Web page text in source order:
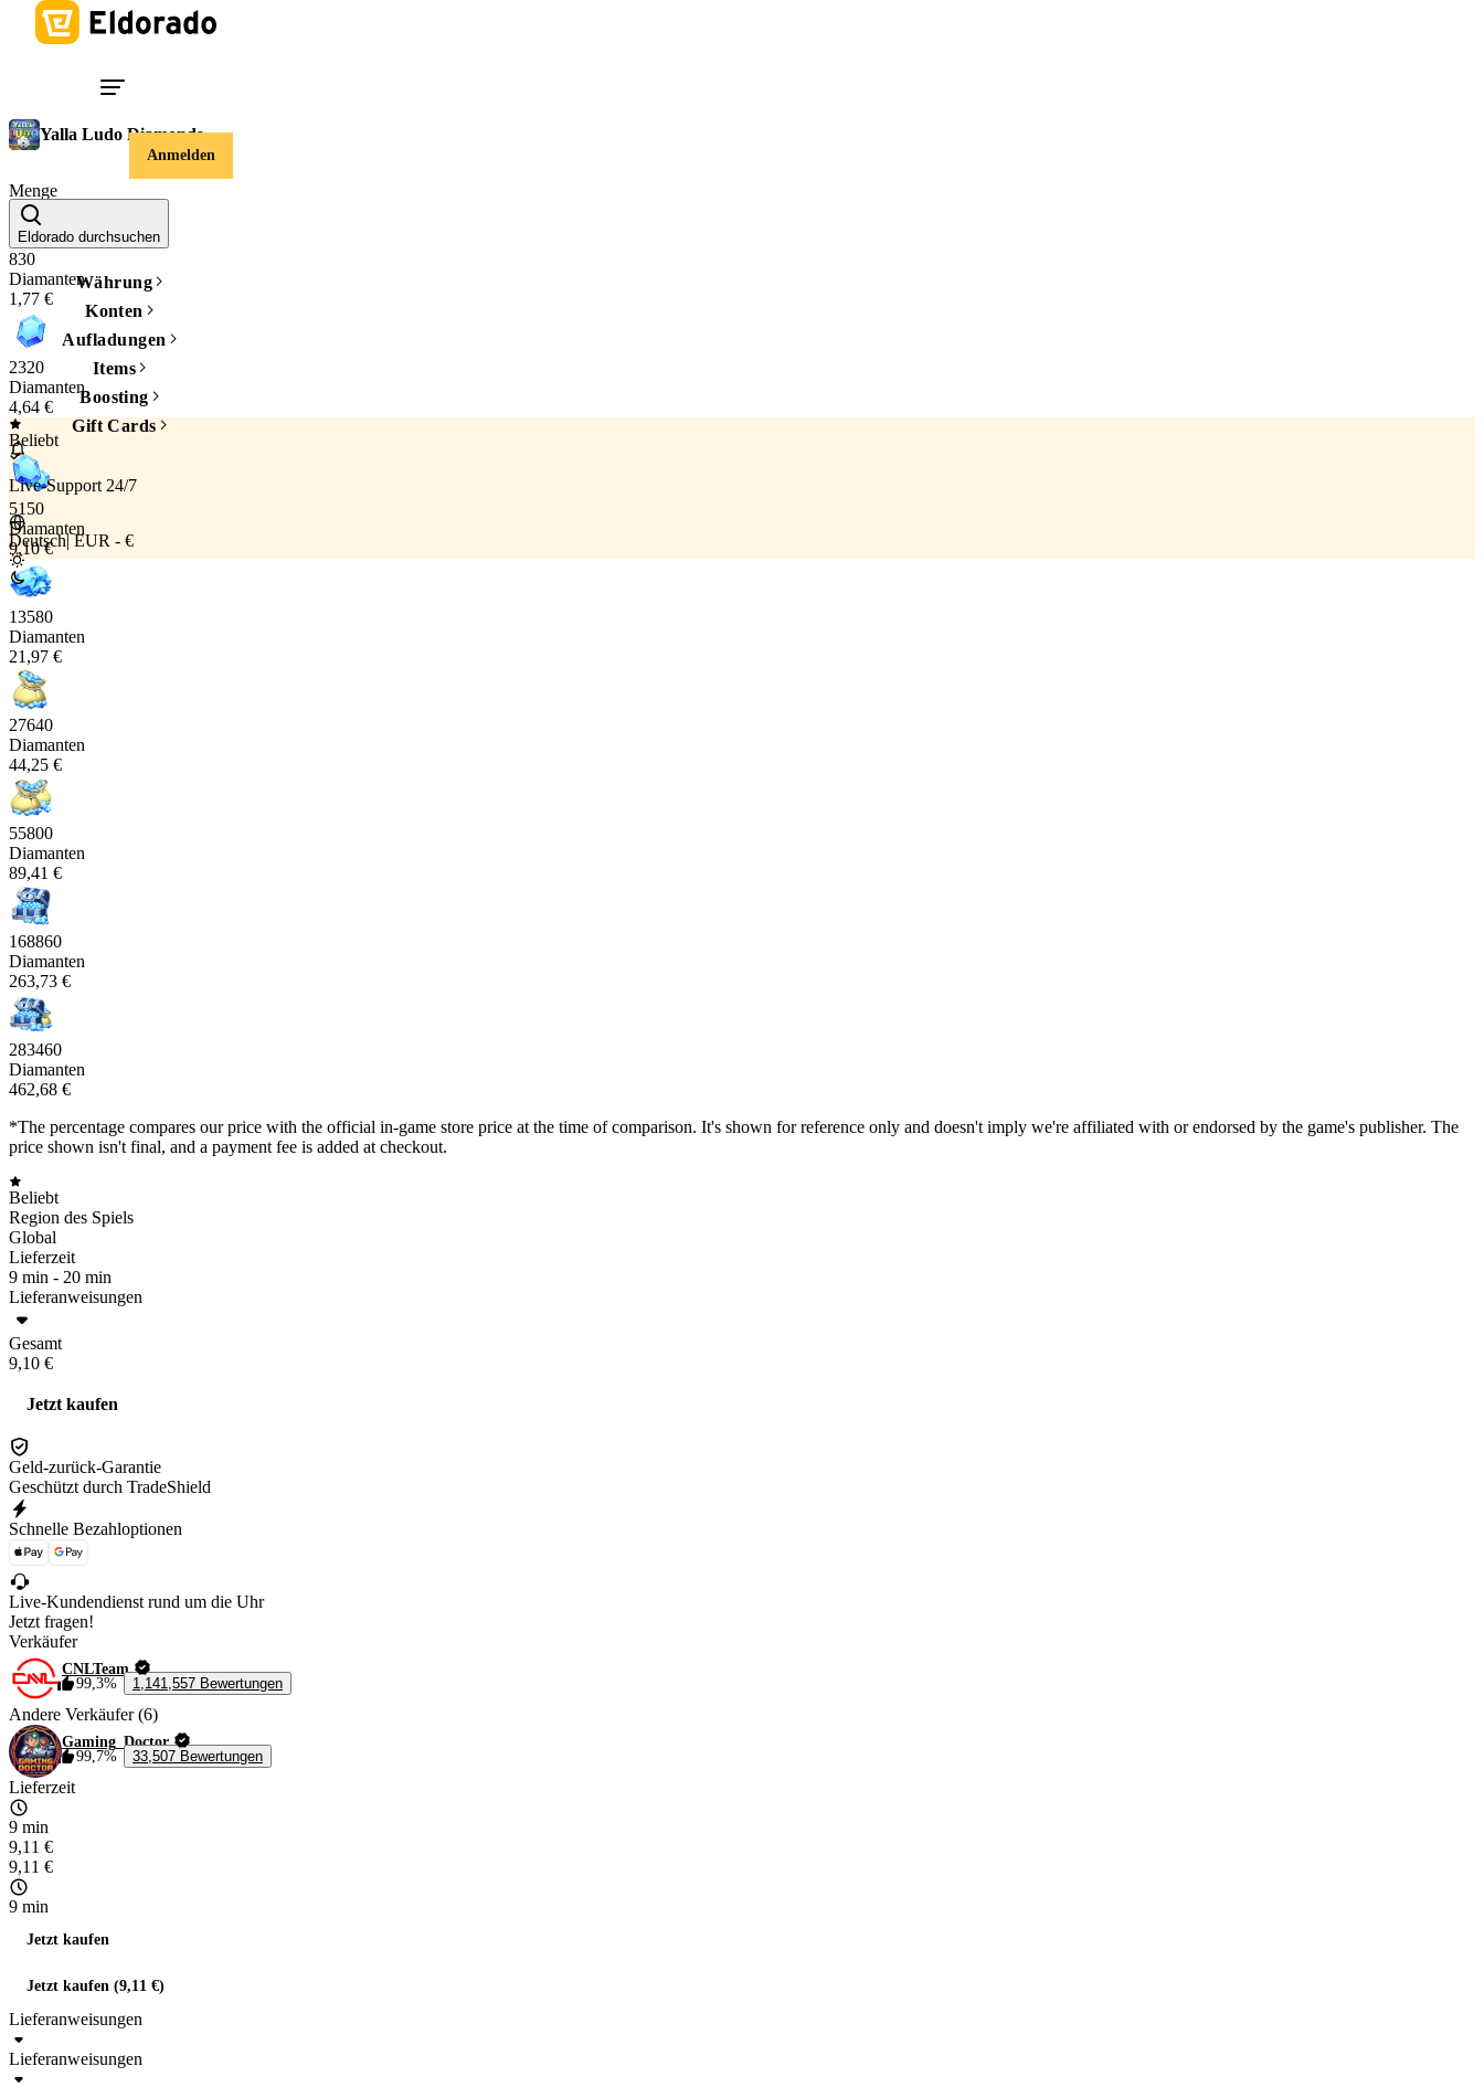
Anmelden
Eldorado durchsuchen
Währung
Konten
Aufladungen
Items
Boosting
Gift Cards
Live-Support 24/7
Deutsch|EUR - €
Yalla Ludo Diamonds
Menge
830
Diamanten
1,77 €
2320
Diamanten
4,64 €
Beliebt
5150
Diamanten
9,10 €
13580
Diamanten
21,97 €
27640
Diamanten
44,25 €
55800
Diamanten
89,41 €
168860
Diamanten
263,73 €
283460
Diamanten
462,68 €
*The percentage compares our price with the official in-game store price at the time of comparison. It's shown for reference only and doesn't imply we're affiliated with or endorsed by the game's publisher. The
price shown isn't final, and a payment fee is added at checkout.
Beliebt
Region des Spiels
Global
Lieferzeit
9 min - 20 min
Lieferanweisungen
Gesamt
9,10 €
Jetzt kaufen
Geld-zurück-Garantie
Geschützt durch TradeShield
Schnelle Bezahloptionen
Live-Kundendienst rund um die Uhr
Jetzt fragen!
Verkäufer
CNLTeam
99,3%
1,141,557 Bewertungen
Andere Verkäufer (6)
Gaming_Doctor
99,7%
33,507 Bewertungen
Lieferzeit
9 min
9,11 €
9,11 €
9 min
Jetzt kaufen
Jetzt kaufen (9,11 €)
Lieferanweisungen
Lieferanweisungen